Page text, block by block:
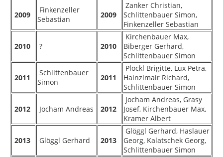
2009
Finkenzeller
Sebastian
2009
Zanker Christian,
Schlittenbauer Simon,
Finkenzeller Sebastian
2010 ? 2010
Kirchenbauer Max,
Biberger Gerhard,
Schlittenbauer Simon
2011
Schlittenbauer
Simon
2011
Plöckl Brigitte, Lux Petra,
Hainzlmair Richard,
Schlittenbauer Simon
2012 Jocham Andreas 2012
Jocham Andreas, Grasy
Josef, Kirchenbauer Max,
Kramer Albert
2013 Glöggl Gerhard 2013
Glöggl Gerhard, Haslauer
Georg, Kalatschek Georg,
Schlittenbauer Simon